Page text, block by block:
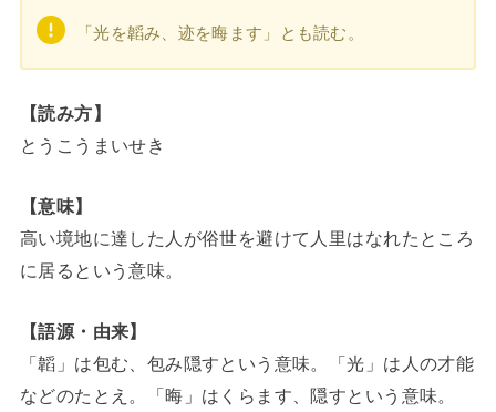
「光を韜み、迹を晦ます」とも読む。
【読み方】
とうこうまいせき
【意味】
高い境地に達した人が俗世を避けて人里はなれたところ
に居るという意味。
【語源・由来】
「韜」は包む、包み隠すという意味。「光」は人の才能
などのたとえ。「晦」はくらます、隠すという意味。